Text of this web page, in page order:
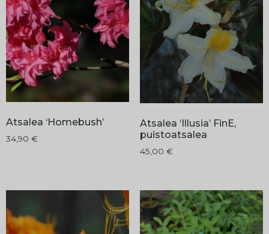
Atsalea ‘Homebush’
34,90 €
Atsalea ‘Illusia’ FinE,
puistoatsalea
45,00 €